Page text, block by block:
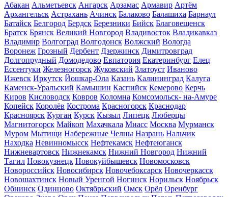
Абакан Альметьевск Ангарск Арзамас Армавир Артём
Архангельск Астрахань Ачинск Балаково Балашиха Барнаул
Батайск Белгород Бердск Березники Бийск Благовещенск
Братск Брянск Великий Новгород Владивосток Владикавказ
Владимир Волгоград Волгодонск Волжский Вологда
Воронеж Грозный Дербент Дзержинск Димитровград
Долгопрудный Домодедово Евпатория Екатеринбург Елец
Ессентуки Железногорск Жуковский Златоуст Иваново
Ижевск Иркутск Йошкар-Ола Казань Калининград Калуга
Каменск-Уральский Камышин Каспийск Кемерово Керчь
Киров Кисловодск Ковров Коломна Комсомольск- на-Амуре
Копейск Королёв Кострома Красногорск Краснодар
Красноярск Курган Курск Кызыл Липецк Люберцы
Магнитогорск Майкоп Махачкала Миасс Москва Мурманск
Муром Мытищи Набережные Челны Назрань Нальчик
Находка Невинномысск Нефтекамск Нефтеюганск
Нижневартовск Нижнекамск Нижний Новгород Нижний
Тагил Новокузнецк Новокуйбышевск Новомосковск
Новороссийск Новосибирск Новочебоксарск Новочеркасск
Новошахтинск Новый Уренгой Ногинск Норильск Ноябрьск
Обнинск Одинцово Октябрьский Омск Орёл Оренбург